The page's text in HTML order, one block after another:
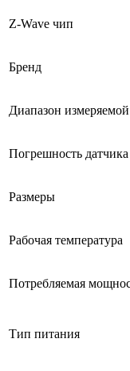
Z-Wave чип
Бренд
Диапазон
Погрешность
Размеры
Рабочая температура
Потребляемая
Тип питания